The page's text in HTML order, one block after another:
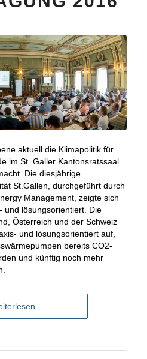
aktuell die Klimapolitik für
im St. Galler Kantonsratssaal
Die diesjährige
St.Gallen, durchgeführt durch
Management, zeigte sich
und lösungsorientiert. Die
Österreich und der Schweiz
und lösungsorientiert auf,
bereits CO2-
und künftig noch mehr